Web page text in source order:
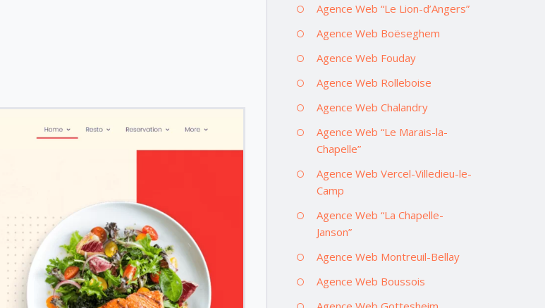
Agence Web “Le Lion-d’Angers”
Agence Web Boëseghem
Agence Web Fouday
Agence Web Rolleboise
Agence Web Chalandry
Agence Web “Le Marais-la-
Chapelle”
Agence Web Vercel-Villedieu-le-
Camp
Agence Web “La Chapelle-
Janson”
Agence Web Montreuil-Bellay
Agence Web Boussois